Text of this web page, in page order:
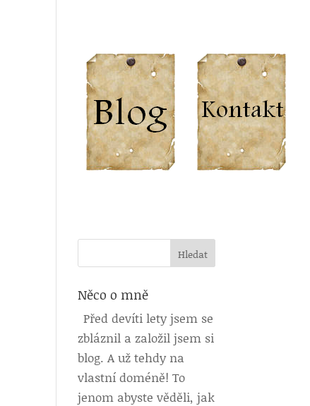
Něco o mně
Před devíti lety jsem se
zbláznil a založil jsem si
blog. A už tehdy na
vlastní doméně! To
jenom abyste věděli, jak